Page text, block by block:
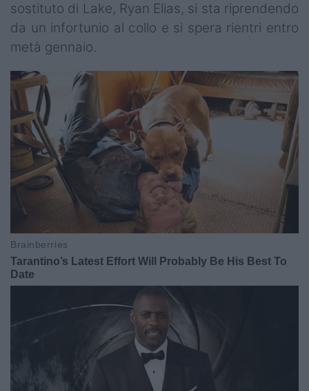
sostituto di Lake, Ryan Elias, si sta riprendendo
da un infortunio al collo e si spera rientri entro
metà gennaio.